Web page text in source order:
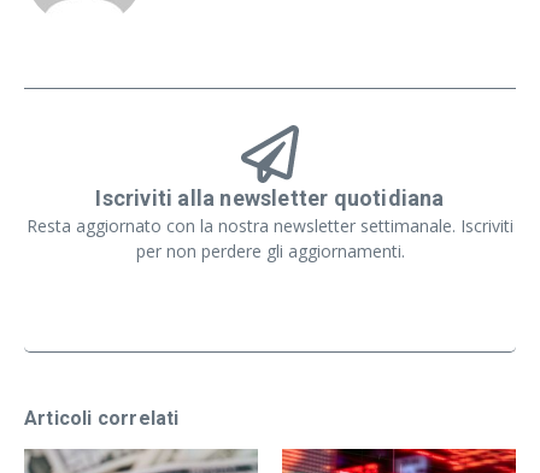
Iscriviti alla newsletter quotidiana
Resta aggiornato con la nostra newsletter settimanale. Iscriviti
per non perdere gli aggiornamenti.
Articoli correlati